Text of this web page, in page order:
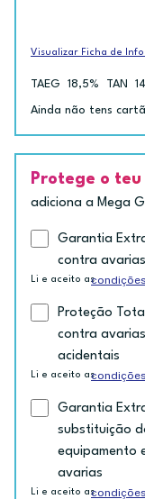
Visualizar Ficha de
TAEG 18,5% TAN
Ainda não tens
Protege o
adiciona a Mega
Garantia
contra avarias
Li e aceito as
Proteção
contra
acidentais
Li e aceito as
Garantia
substituição
equipamento
avarias
Li e aceito as